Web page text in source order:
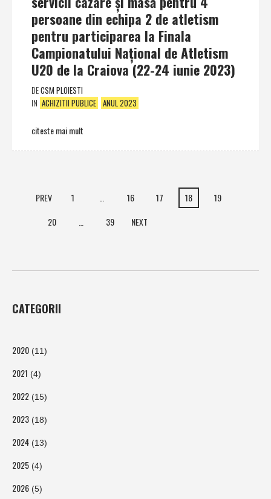
persoane din echipa 2 de atletism
pentru participarea la Finala
Campionatului Naţional de Atletism
U20 de la Craiova (22-24 iunie 2023)
DECSM PLOIESTI
IN ACHIZITII PUBLICE ANUL 2023
citeste mai mult
PREV 1 … 16 17 18
19
20
… 39 NEXT
CATEGORII
2020 (11)
2021 (4)
2022 (15)
2023 (18)
2024 (13)
2025 (4)
2026 (5)